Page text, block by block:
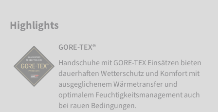
Highlights
GORE-TEX®
Handschuhe mit GORE-TEX Einsätzen bieten
dauerhaften Wetterschutz und Komfort mit
ausgeglichenem Wärmetransfer und
optimalem Feuchtigkeitsmanagement auch
bei rauen Bedingungen.